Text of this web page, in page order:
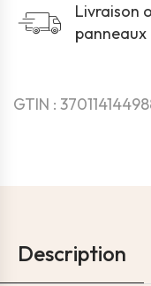
Livraison
GTIN :
Description